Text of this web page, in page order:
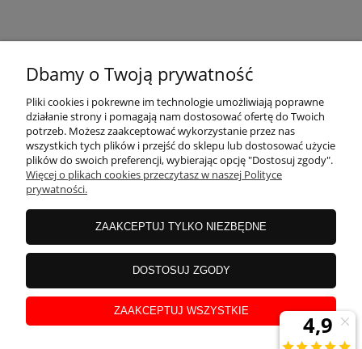
MOJE KONTO
PŁATNOŚCI I DOSTAWA
INFORMACJE
INSTRUKCJE
O NAS
Dbamy o Twoją prywatność
Pliki cookies i pokrewne im technologie umożliwiają poprawne
działanie strony i pomagają nam dostosować ofertę do Twoich
potrzeb. Możesz zaakceptować wykorzystanie przez nas
wszystkich tych plików i przejść do sklepu lub dostosować użycie
plików do swoich preferencji, wybierając opcję "Dostosuj zgody".
Więcej o plikach cookies przeczytasz w naszej Polityce
prywatności.
ZAAKCEPTUJ TYLKO NIEZBĘDNE
DOSTOSUJ ZGODY
ZAAKCEPTUJ WSZYSTKIE